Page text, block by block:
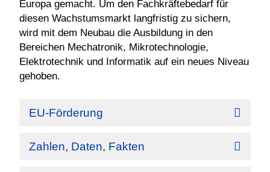
Europa gemacht. Um den Fachkräftebedarf für
diesen Wachstumsmarkt langfristig zu sichern,
wird mit dem Neubau die Ausbildung in den
Bereichen Mechatronik, Mikrotechnologie,
Elektrotechnik und Informatik auf ein neues Niveau
gehoben.
EU-Förderung
Zahlen, Daten, Fakten